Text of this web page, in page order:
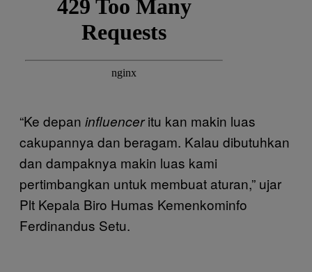
“Ke depan influenceritu kan makin luas
cakupannya dan beragam. Kalau dibutuhkan
dan dampaknya makin luas kami
pertimbangkan untuk membuat aturan,” ujar
Plt Kepala Biro Humas Kemenkominfo
Ferdinandus Setu.